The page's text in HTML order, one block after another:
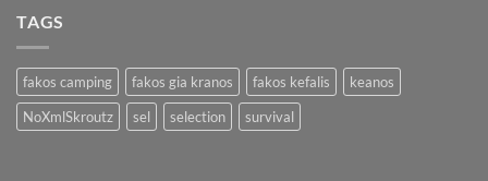
TAGS
fakos camping fakos gia kranos fakos kefalis
keanos
NoXmlSkroutz
sel selection survival